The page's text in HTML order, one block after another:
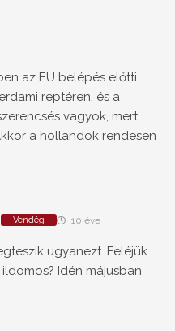
az EU belépés előtti
reptéren, és a
vagyok, mert
a hollandok rendesen
Vendég 10 éve
ugyanezt. Feléjük
Idén májusban